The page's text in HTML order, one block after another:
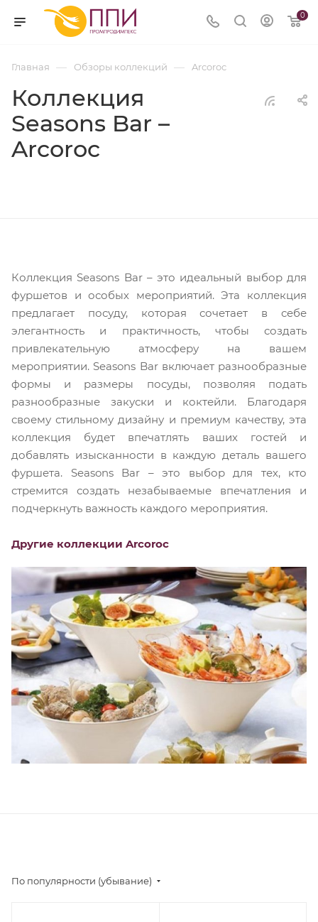
0
Главная — Обзоры коллекций — Arcoroc
Коллекция
Seasons Bar –
Arcoroc
Коллекция Seasons Bar – это идеальный выбор для
фуршетов и особых мероприятий. Эта коллекция
предлагает посуду, которая сочетает в себе
элегантность и практичность, чтобы создать
привлекательную атмосферу на вашем
мероприятии. Seasons Bar включает разнообразные
формы и размеры посуды, позволяя подать
разнообразные закуски и коктейли. Благодаря
своему стильному дизайну и премиум качеству, эта
коллекция будет впечатлять ваших гостей и
добавлять изысканности в каждую деталь вашего
фуршета. Seasons Bar – это выбор для тех, кто
стремится создать незабываемые впечатления и
подчеркнуть важность каждого мероприятия.
Другие коллекции Arcoroc
По популярности (убывание)